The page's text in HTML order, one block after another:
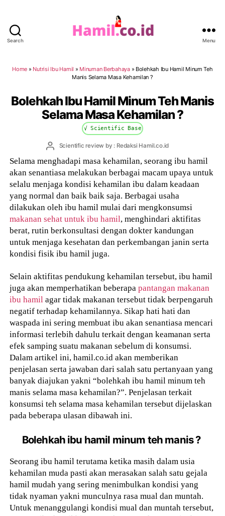
Search Menu
Home » Nutrisi Ibu Hamil » Minuman Berbahaya» Bolehkah Ibu Hamil Minum Teh
Manis Selama Masa Kehamilan ?
Bolehkah Ibu Hamil Minum Teh Manis
Selama Masa Kehamilan ?
√ Scientific Base
PostScientific review by : Redaksi Hamil.co.id
Selama menghadapi masa kehamilan, seorang ibu hamil
akan senantiasa melakukan berbagai macam upaya untuk
selalu menjaga kondisi kehamilan ibu dalam keadaan
yang normal dan baik baik saja. Berbagai usaha
dilakukan oleh ibu hamil mulai dari mengkonsumsi
makanan sehat untuk ibu hamil, menghindari aktifitas
berat, rutin berkonsultasi dengan dokter kandungan
untuk menjaga kesehatan dan perkembangan janin serta
kondisi fisik ibu hamil juga.
Selain aktifitas pendukung kehamilan tersebut, ibu hamil
juga akan memperhatikan beberapapantangan makanan
ibu hamil agar tidak makanan tersebut tidak berpengaruh
negatif terhadap kehamilannya. Sikap hati hati dan
waspada ini sering membuat ibu akan senantiasa mencari
informasi terlebih dahulu terkait dengan keamanan serta
efek samping suatu makanan sebelum di konsumsi.
Dalam artikel ini, hamil.co.id akan memberikan
penjelasan serta jawaban dari salah satu pertanyaan yang
banyak diajukan yakni “bolehkah ibu hamil minum teh
manis selama masa kehamilan?”. Penjelasan terkait
konsumsi teh selama masa kehamilan tersebut dijelaskan
pada beberapa ulasan dibawah ini.
Bolehkah ibu hamil minum teh manis ?
Seorang ibu hamil terutama ketika masih dalam usia
kehamilan muda pasti akan merasakan salah satu gejala
hamil mudah yang sering menimbulkan kondisi yang
tidak nyaman yakni munculnya rasa mual dan muntah.
Untuk menanggulangi kondisi mual dan muntah tersebut,